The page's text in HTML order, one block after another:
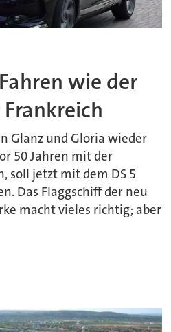
wie der
Glanz und Gloria wieder
50 Jahren mit der
soll jetzt mit dem DS 5
Das Flaggschiff der neu
macht vieles richtig; aber